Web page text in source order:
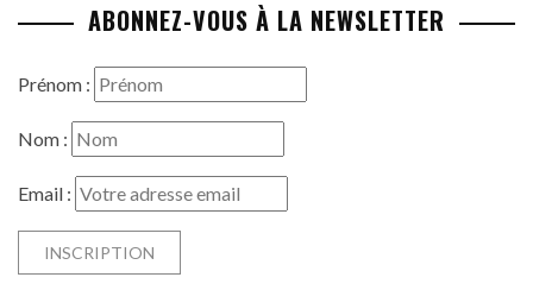
ABONNEZ-VOUS À LA NEWSLETTER
Prénom :
Nom :
Email :